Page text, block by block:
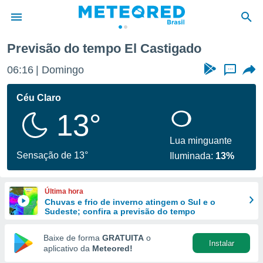
da
fornecidas
a este
das
e
forma
digital
Previsão do tempo El Castigado
06:16 Domingo ...
Céu Claro
13°
Sensação de 13°
Lua minguante
Iluminada: 13%
Última hora
Chuvas e frio de inverno atingem o Sul e o
Sudeste; confira a previsão do tempo
Baixe de forma GRATUITA o
aplicativo da Meteored!
Instalar